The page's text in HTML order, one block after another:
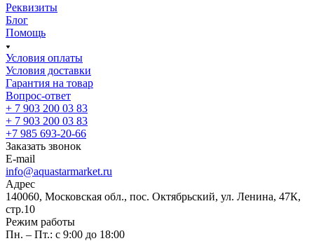
Реквизиты
Блог
Помощь
Условия оплаты
Условия доставки
Гарантия на товар
Вопрос-ответ
+ 7 903 200 03 83
+ 7 903 200 03 83
+7 985 693-20-66
Заказать звонок
E-mail
info@aquastarmarket.ru
Адрес
140060, Московская обл., пос. Октябрьский, ул. Ленина, 47К,
стр.10
Режим работы
Пн. – Пт.: с 9:00 до 18:00